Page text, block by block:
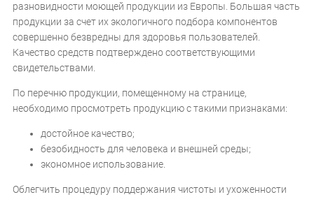
разновидности моющей продукции из Европы. Большая часть
продукции за счет их экологичного подбора компонентов
совершенно безвредны для здоровья пользователей.
Качество средств подтверждено соответствующими
свидетельствами.
По перечню продукции, помещенному на странице,
необходимо просмотреть продукцию с такими признаками:
достойное качество;
безобидность для человека и внешней среды;
экономное использование.
Облегчить процедуру поддержания чистоты и ухоженности